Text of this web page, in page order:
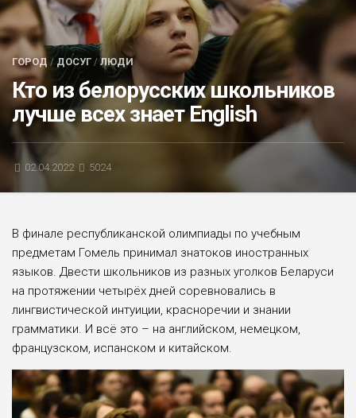
БЛИЦ-ОПРОС
АФИША
ГОРОД / ДОСУГ /ЛЮДИ
Кто из белорусских школьников
лучше всех знает English
02.04.2022 5024
В финале республиканской олимпиады по учебным
предметам Гомель принимал знатоков иностранных
языков. Двести школьников из разных уголков Беларуси
на протяжении четырёх дней соревновались в
лингвистической интуиции, красноречии и знании
грамматики. И всё это – на английском, немецком,
французском, испанском и китайском.